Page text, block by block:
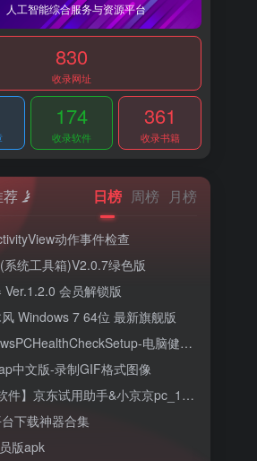
_v7
人工智能综合服务与资源平台
830
收录网址
174
收录软件
361
收录书籍
荐 日榜 周榜 月榜
动作事件检查
系统工具箱)V2.0.7绿色版
Ver.1.2.0 会员解锁版
Windows 7 64位 最新旗舰版
电脑健康检查
中文版-录制GIF格式图像
件】京东试用助手&小京京pc_1.9.1
下载神器合集
版apk